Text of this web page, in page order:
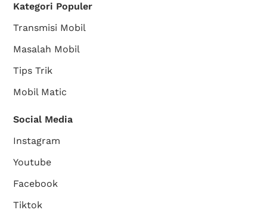
Kategori Populer
Transmisi Mobil
Masalah Mobil
Tips Trik
Mobil Matic
Social Media
Instagram
Youtube
Facebook
Tiktok